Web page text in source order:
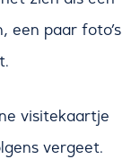
een paar foto’s
visitekaartje
vergeet.